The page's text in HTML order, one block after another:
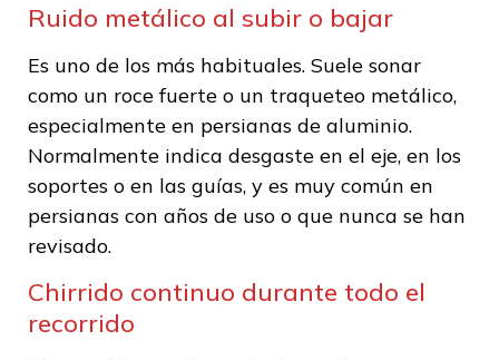
Ruido metálico al subir o bajar
Es uno de los más habituales. Suele sonar
como un roce fuerte o un traqueteo metálico,
especialmente en persianas de aluminio.
Normalmente indica desgaste en el eje, en los
soportes o en las guías, y es muy común en
persianas con años de uso o que nunca se han
revisado.
Chirrido continuo durante todo el
recorrido